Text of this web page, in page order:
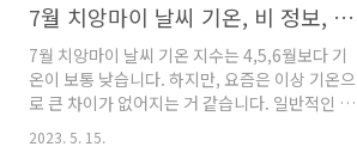
하고 가면, 여행 일정 중에 생기는 기상 변..
아보기 전에, 1년의 기후 특징을 먼저 살펴보겠습
니다. 이곳의 아름다운 자연과 거리 모습 그리고
강수일, 습도, 자외선 지수, 월별 기후가 잘 설명
되어 있습니다. 여행지의 기후를 알면, 변덕스러
운 날씨 변동에 차분한 대응을 하는데 매우 유용
합니다. 오키나와 날씨, 기후 기본 정보, 여행 참
7월 치앙마이 날씨 기온, 비 정보, 여행 옷, esim, 환전 정보
7월 치앙마이 날씨 기온 지수는 4,5,6월보다 기
온이 보통 낮습니다. 하지만, 요즘은 이상 기온으
로 큰 차이가 없어지는 거 같습니다. 일반적인 동
남아 여름 기후입니다. 우기 기간이기에 숨통이
좀 트이기도 합니다. 기후 자료 함께 보겠습니다.
2023. 5. 15.